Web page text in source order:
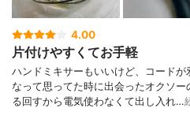
4.00
片付けやすくてお手軽
ハンドミキサーもいいけど、コード
なって思ってた時に出会ったオクソ
る回すから電気使わなくて出し入れ…